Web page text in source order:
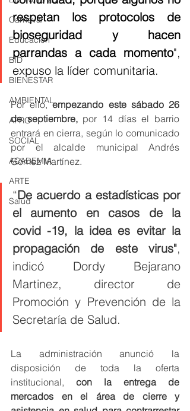
Carnaval
Educación
BID
BIENESTAR
AMBIENTAL
AFRO
SOCIAL
ACADEMIA
ARTE
Salud
respetan los protocolos de
bioseguridad y hacen
parrandas a cada momento",
expuso la líder comunitaria.
Por ello, empezando este sábado 26
de septiembre, por 14 días el barrio
entrará en cierra, según lo comunicado
por el alcalde municipal Andrés
Gómez Martínez.
“De acuerdo a estadísticas por
el aumento en casos de la
covid -19, la idea es evitar la
propagación de este virus",
indicó Dordy Bejarano
Martinez, director de
Promoción y Prevención de la
Secretaría de Salud.
La administración anunció la
disposición de toda la oferta
institucional, con la entrega de
mercados en el área de cierre y